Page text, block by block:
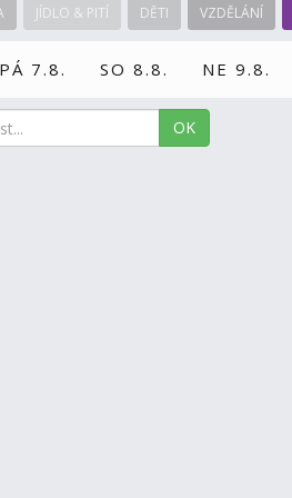
JÍDLO & PITÍ DĚTI VZDĚLÁNÍ
PÁ 7.8. SO 8.8. NE 9.8.
OK